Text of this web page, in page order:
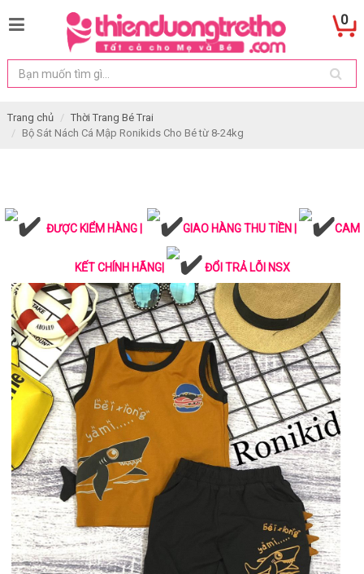
0
Trang chủ
Thời Trang Bé Trai
Bộ Sát Nách Cá Mập Ronikids Cho Bé từ 8-24kg
ĐƯỢC KIỂM HÀNG | GIAO HÀNG THU TIỀN | CAM
KẾT CHÍNH HÃNG| ĐỔI TRẢ LỖI NSX